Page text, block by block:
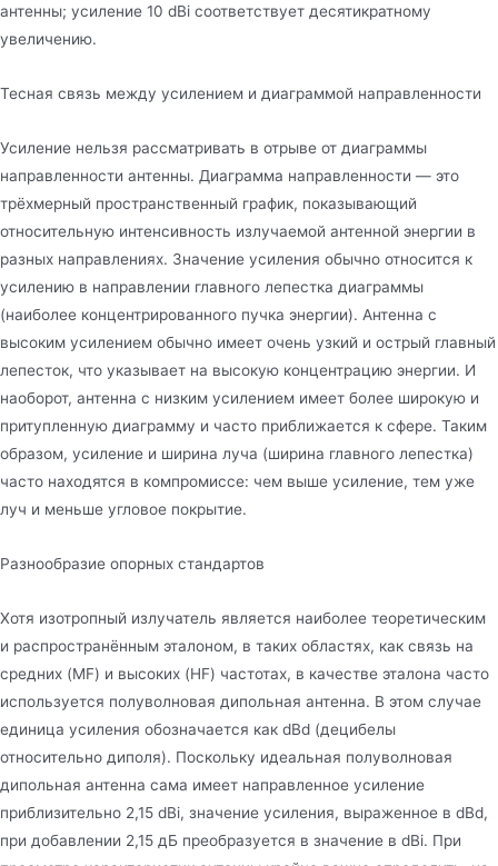
антенны; усиление 10 dBi соответствует десятикратному
увеличению.
Тесная связь между усилением и диаграммой направленности
Усиление нельзя рассматривать в отрыве от диаграммы
направленности антенны. Диаграмма направленности — это
трёхмерный пространственный график, показывающий
относительную интенсивность излучаемой антенной энергии в
разных направлениях. Значение усиления обычно относится к
усилению в направлении главного лепестка диаграммы
(наиболее концентрированного пучка энергии). Антенна с
высоким усилением обычно имеет очень узкий и острый главный
лепесток, что указывает на высокую концентрацию энергии. И
наоборот, антенна с низким усилением имеет более широкую и
притупленную диаграмму и часто приближается к сфере. Таким
образом, усиление и ширина луча (ширина главного лепестка)
часто находятся в компромиссе: чем выше усиление, тем уже
луч и меньше угловое покрытие.
Разнообразие опорных стандартов
Хотя изотропный излучатель является наиболее теоретическим
и распространённым эталоном, в таких областях, как связь на
средних (MF) и высоких (HF) частотах, в качестве эталона часто
используется полуволновая дипольная антенна. В этом случае
единица усиления обозначается как dBd (децибелы
относительно диполя). Поскольку идеальная полуволновая
дипольная антенна сама имеет направленное усиление
приблизительно 2,15 dBi, значение усиления, выраженное в dBd,
при добавлении 2,15 дБ преобразуется в значение в dBi. При